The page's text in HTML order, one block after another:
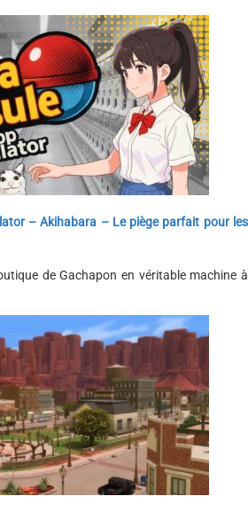
– Akihabara – Le piège parfait pour les
de Gachapon en véritable machine à